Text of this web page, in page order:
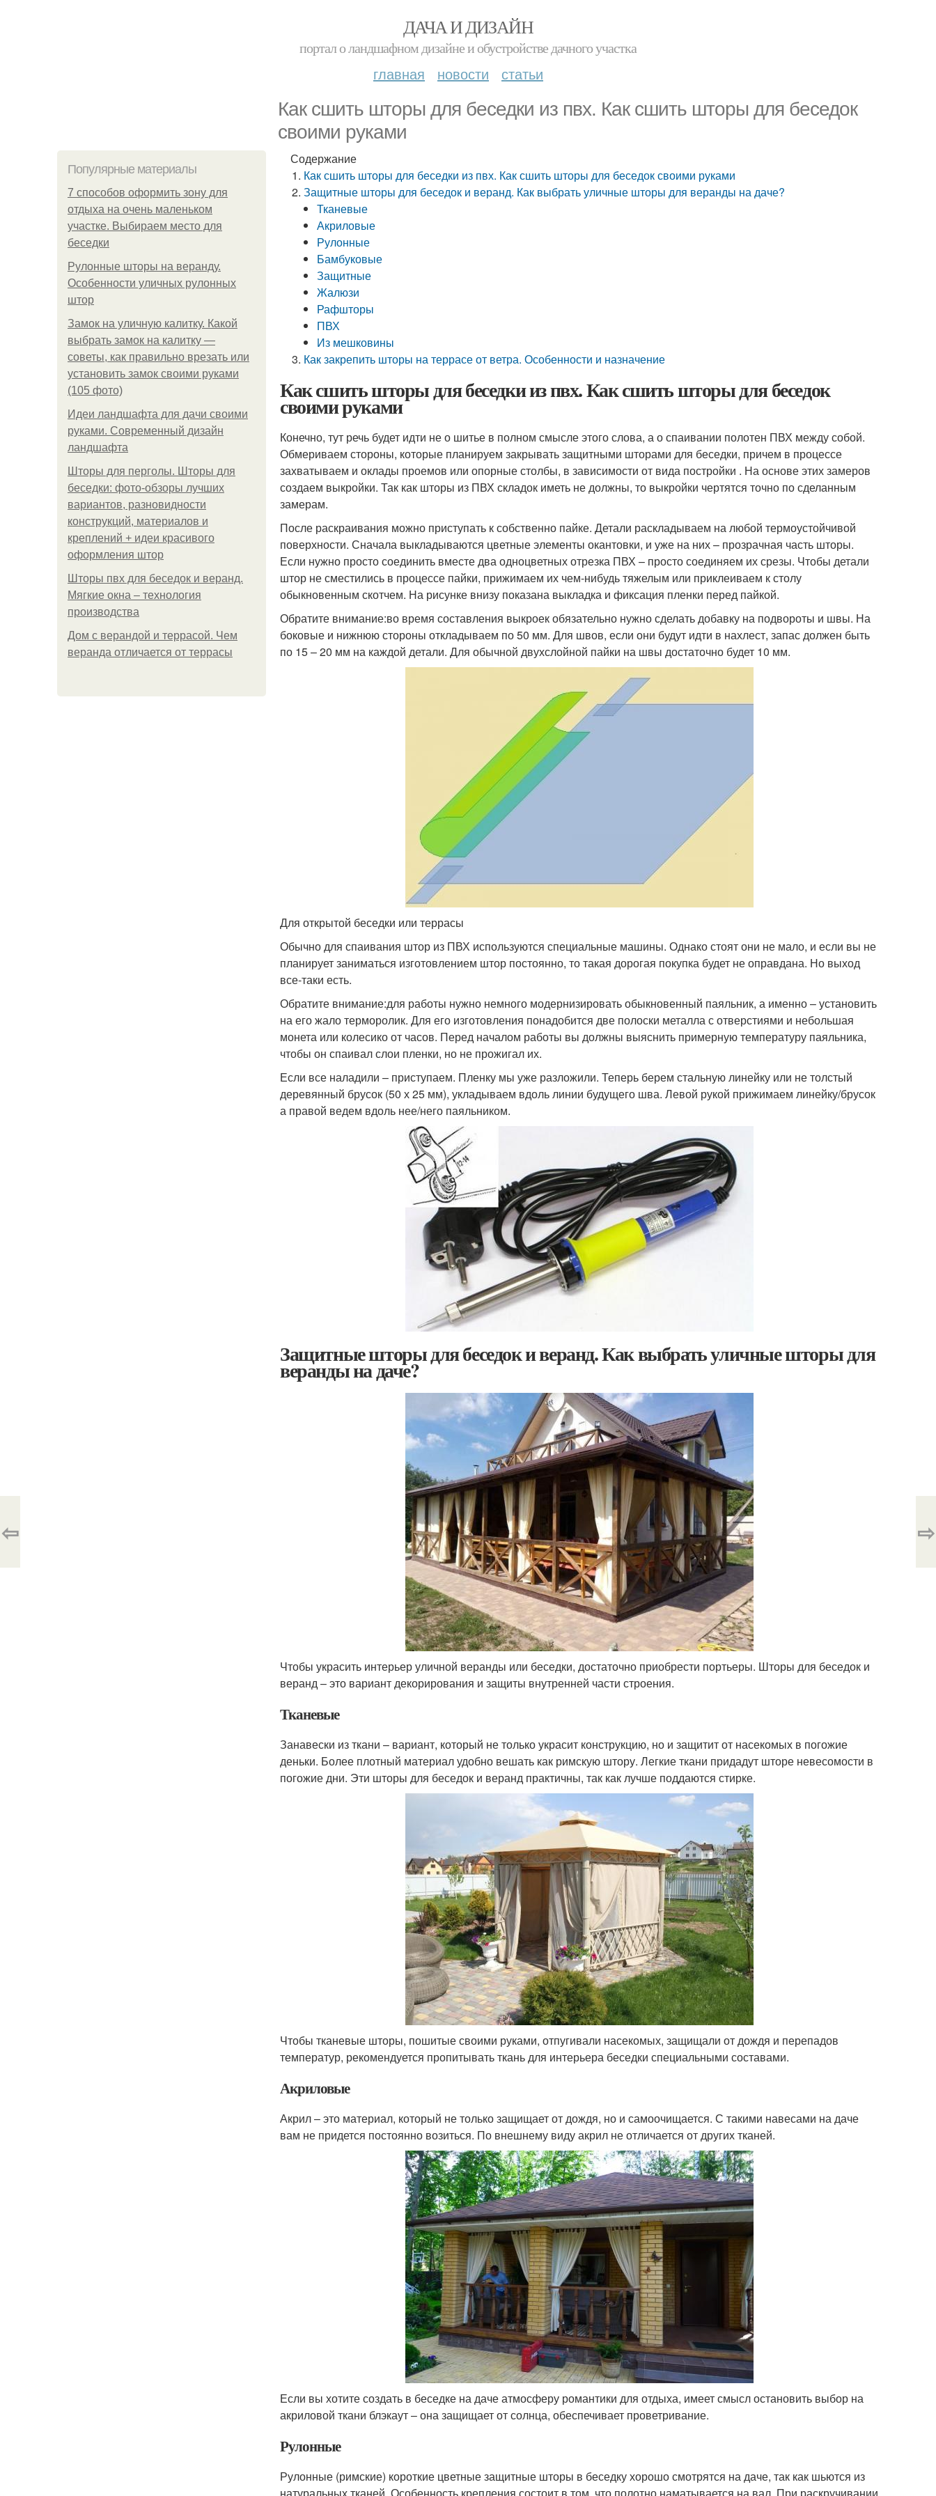
ДАЧА И ДИЗАЙН
портал о ландшафном дизайне и обустройстве дачного участка
главная новости статьи
Как сшить шторы для беседки из пвх. Как сшить шторы для беседок
своими руками
Популярные материалы
7 способов оформить зону для
отдыха на очень маленьком
участке. Выбираем место для
беседки
Рулонные шторы на веранду.
Особенности уличных рулонных
штор
Замок на уличную калитку. Какой
выбрать замок на калитку —
советы, как правильно врезать или
установить замок своими руками
(105 фото)
Идеи ландшафта для дачи своими
руками. Современный дизайн
ландшафта
Шторы для перголы. Шторы для
беседки: фото-обзоры лучших
вариантов, разновидности
конструкций, материалов и
креплений + идеи красивого
оформления штор
Шторы пвх для беседок и веранд.
Мягкие окна – технология
производства
Дом с верандой и террасой. Чем
веранда отличается от террасы
Содержание
Как сшить шторы для беседки из пвх. Как сшить шторы для беседок своими руками
Защитные шторы для беседок и веранд. Как выбрать уличные шторы для веранды на даче?
Тканевые
Акриловые
Рулонные
Бамбуковые
Защитные
Жалюзи
Рафшторы
ПВХ
Из мешковины
Как закрепить шторы на террасе от ветра. Особенности и назначение
Как сшить шторы для беседки из пвх. Как сшить шторы для беседок
своими руками
Конечно, тут речь будет идти не о шитье в полном смысле этого слова, а о спаивании полотен ПВХ между собой.
Обмериваем стороны, которые планируем закрывать защитными шторами для беседки, причем в процессе
захватываем и оклады проемов или опорные столбы, в зависимости от вида постройки . На основе этих замеров
создаем выкройки. Так как шторы из ПВХ складок иметь не должны, то выкройки чертятся точно по сделанным
замерам.
После раскраивания можно приступать к собственно пайке. Детали раскладываем на любой термоустойчивой
поверхности. Сначала выкладываются цветные элементы окантовки, и уже на них – прозрачная часть шторы.
Если нужно просто соединить вместе два одноцветных отрезка ПВХ – просто соединяем их срезы. Чтобы детали
штор не сместились в процессе пайки, прижимаем их чем-нибудь тяжелым или приклеиваем к столу
обыкновенным скотчем. На рисунке внизу показана выкладка и фиксация пленки перед пайкой.
Обратите внимание:во время составления выкроек обязательно нужно сделать добавку на подвороты и швы. На
боковые и нижнюю стороны откладываем по 50 мм. Для швов, если они будут идти в нахлест, запас должен быть
по 15 – 20 мм на каждой детали. Для обычной двухслойной пайки на швы достаточно будет 10 мм.
Для открытой беседки или террасы
Обычно для спаивания штор из ПВХ используются специальные машины. Однако стоят они не мало, и если вы не
планирует заниматься изготовлением штор постоянно, то такая дорогая покупка будет не оправдана. Но выход
все-таки есть.
Обратите внимание:для работы нужно немного модернизировать обыкновенный паяльник, а именно – установить
на его жало терморолик. Для его изготовления понадобится две полоски металла с отверстиями и небольшая
монета или колесико от часов. Перед началом работы вы должны выяснить примерную температуру паяльника,
чтобы он спаивал слои пленки, но не прожигал их.
Если все наладили – приступаем. Пленку мы уже разложили. Теперь берем стальную линейку или не толстый
деревянный брусок (50 х 25 мм), укладываем вдоль линии будущего шва. Левой рукой прижимаем линейку/брусок
а правой ведем вдоль нее/него паяльником.
Защитные шторы для беседок и веранд. Как выбрать уличные шторы для
веранды на даче?
Чтобы украсить интерьер уличной веранды или беседки, достаточно приобрести портьеры. Шторы для беседок и
веранд – это вариант декорирования и защиты внутренней части строения.
Тканевые
Занавески из ткани – вариант, который не только украсит конструкцию, но и защитит от насекомых в погожие
деньки. Более плотный материал удобно вешать как римскую штору. Легкие ткани придадут шторе невесомости в
погожие дни. Эти шторы для беседок и веранд практичны, так как лучше поддаются стирке.
Чтобы тканевые шторы, пошитые своими руками, отпугивали насекомых, защищали от дождя и перепадов
температур, рекомендуется пропитывать ткань для интерьера беседки специальными составами.
Акриловые
Акрил – это материал, который не только защищает от дождя, но и самоочищается. С такими навесами на даче
вам не придется постоянно возиться. По внешнему виду акрил не отличается от других тканей.
Если вы хотите создать в беседке на даче атмосферу романтики для отдыха, имеет смысл остановить выбор на
акриловой ткани блэкаут – она защищает от солнца, обеспечивает проветривание.
Рулонные
Рулонные (римские) короткие цветные защитные шторы в беседку хорошо смотрятся на даче, так как шьются из
⇦ ⇨